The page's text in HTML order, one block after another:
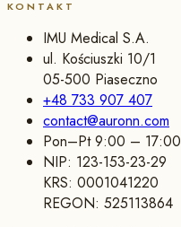
KONTAKT
IMU Medical S.A.
ul. Kościuszki 10/1
05-500 Piaseczno
+48 733 907 407
contact@auronn.com
Pon–Pt 9:00 – 17:00
NIP: 123-153-23-29
KRS: 0001041220
REGON: 525113864